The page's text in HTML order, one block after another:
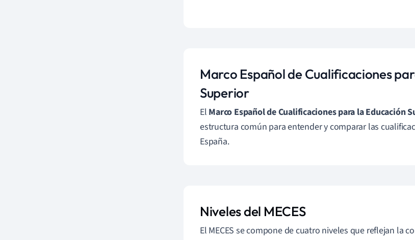
Marco Español de Cualificaciones
Superior
El Marco Español de Cualificaciones para la Educación
estructura común para entender y comparar las
España.
Niveles del MECES
El MECES se compone de cuatro niveles que reflejan la